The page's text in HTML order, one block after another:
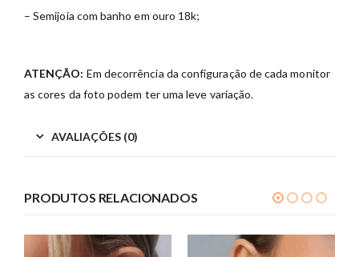
– Semijoia com banho em ouro 18k;
ATENÇÃO: Em decorrência da configuração de cada monitor
as cores da foto podem ter uma leve variação.
AVALIAÇÕES (0)
PRODUTOS RELACIONADOS